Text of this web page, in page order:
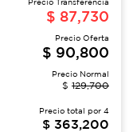
$ 87,730
Precio Oferta
$ 90,800
Precio Normal
$ 129,700
Precio total por 4
$ 363,200